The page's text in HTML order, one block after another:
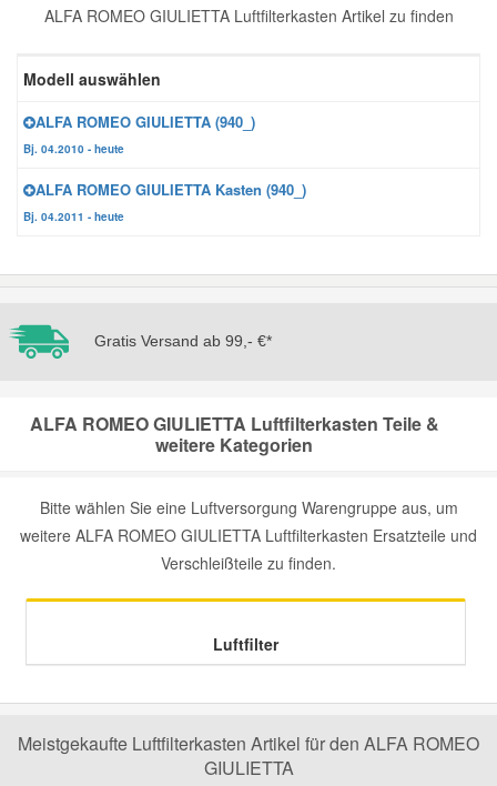
ALFA ROMEO GIULIETTA Luftfilterkasten Artikel zu finden
Modell auswählen
ALFA ROMEO GIULIETTA (940_)
Bj. 04.2010 - heute
ALFA ROMEO GIULIETTA Kasten (940_)
Bj. 04.2011 - heute
Gratis Versand ab 99,- €*
ALFA ROMEO GIULIETTA Luftfilterkasten Teile &
weitere Kategorien
Bitte wählen Sie eine Luftversorgung Warengruppe aus, um
weitere ALFA ROMEO GIULIETTA Luftfilterkasten Ersatzteile und
Verschleißteile zu finden.
Luftfilter
Meistgekaufte Luftfilterkasten Artikel für den ALFA ROMEO
GIULIETTA
Winter-Autozubehör
Hyundai Ersatzteile
Jeep Ersatzteile
Kia Ersatzteile
Mazda Ersatzteile
Mercedes Ersatzteile
Mini Ersatzteile
Mitsubishi Ersatzteile